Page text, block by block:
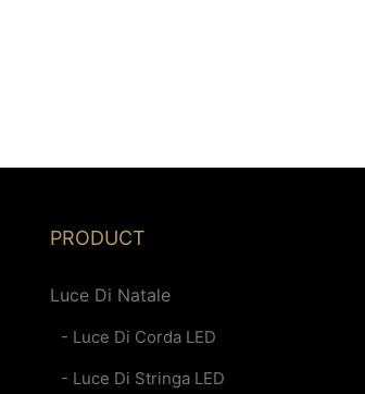
PRODUCT
Luce Di Natale
- Luce Di Corda LED
- Luce Di Stringa LED